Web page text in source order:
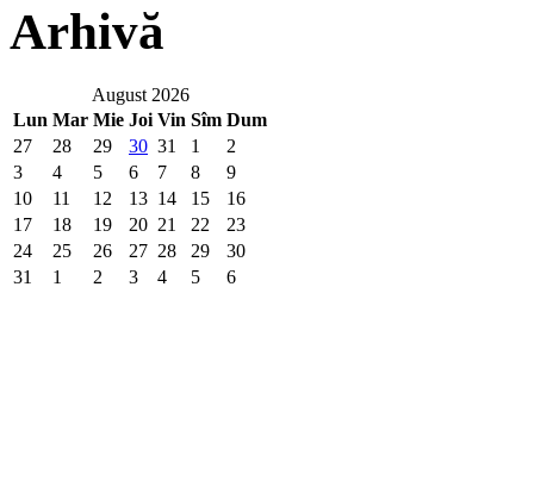
Arhivă
August 2026
Lun Mar Mie Joi Vin Sîm Dum
27
28 29 30 31 1
2
3
4 5 6 7 8
9
10
11 12 13 14 15
16
17
18 19 20 21 22
23
24
25 26 27 28 29
30
31
1 2 3 4 5 6